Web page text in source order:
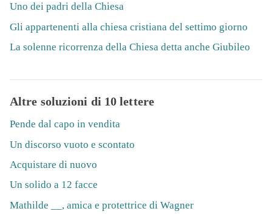
Uno dei padri della Chiesa
Gli appartenenti alla chiesa cristiana del settimo giorno
La solenne ricorrenza della Chiesa detta anche Giubileo
Altre soluzioni di 10 lettere
Pende dal capo in vendita
Un discorso vuoto e scontato
Acquistare di nuovo
Un solido a 12 facce
Mathilde __, amica e protettrice di Wagner